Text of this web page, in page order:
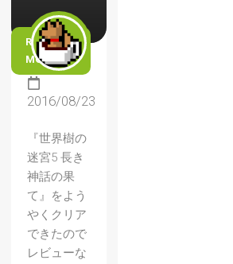
READ
MORE
2016/08/23
『世界樹の
迷宮5 長き
神話の果
て』をよう
やくクリア
できたので
レビューな